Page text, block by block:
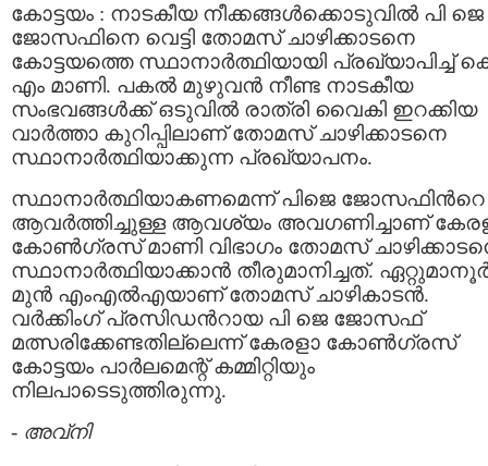
കോട്ടയം : നാടകീയ നീക്കങ്ങൾക്കൊടുവിൽ പി ജെ
ജോസഫിനെ വെട്ടി തോമസ് ചാഴിക്കാടനെ
കോട്ടയത്തെ സ്ഥാനാർത്ഥിയായി പ്രഖ്യാപിച്ച്
എം മാണി. പകൽ മുഴുവൻ നീണ്ട നാടകീയ
സംഭവങ്ങൾക്ക് ഒടുവിൽ രാത്രി വൈകി ഇറക്കിയ
വാർത്താ കുറിപ്പിലാണ് തോമസ് ചാഴിക്കാടനെ
സ്ഥാനാർത്ഥിയാക്കുന്ന പ്രഖ്യാപനം.
സ്ഥാനാര്‍ത്ഥിയാകണമെന്ന് പിജെ ജോസഫിന്‍റെ
ആവര്‍ത്തിച്ചുള്ള ആവശ്യം അവഗണിച്ചാണ്
കോൺഗ്രസ് മാണി വിഭാഗം തോമസ്
സ്ഥാനാര്‍ത്ഥിയാക്കാൻ തീരുമാനിച്ചത്.
മുന്‍ എംഎല്‍എയാണ് തോമസ് ചാഴികാടന്‍.
വര്‍ക്കിംഗ് പ്രസിഡന്‍റായ പി ജെ ജോസഫ്
മത്സരിക്കേണ്ടതില്ലെന്ന് കേരളാ കോൺഗ്രസ്
കോട്ടയം പാര്‍ലമെന്റ് കമ്മിറ്റിയും
നിലപാടെടുത്തിരുന്നു.
- അവ്നി